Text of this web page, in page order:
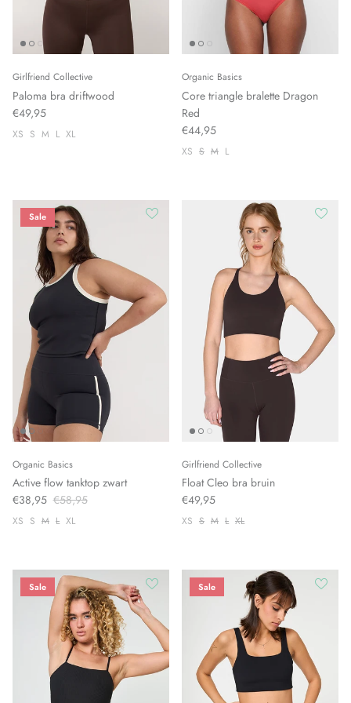
Girlfriend Collective
Paloma bra driftwood
€49,95
XS S M L XL
Organic Basics
Core triangle bralette Dragon
Red
€44,95
XS S M L
Sale
Organic Basics
Active flow tanktop zwart
€38,95 €58,95
XS S M L XL
Girlfriend Collective
Float Cleo bra bruin
€49,95
XS S M L XL
Sale Sale